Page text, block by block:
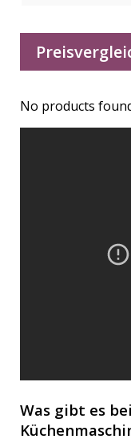
No products
Was gibt es